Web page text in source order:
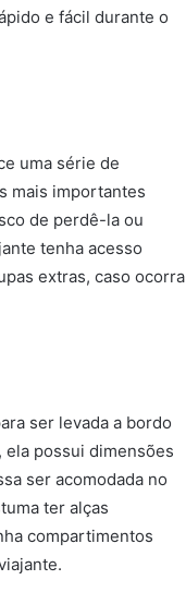
e fácil durante o
uma série de
mais importantes
de perdê-la ou
tenha acesso
extras, caso ocorra
ser levada a bordo
ela possui dimensões
ser acomodada no
ter alças
compartimentos